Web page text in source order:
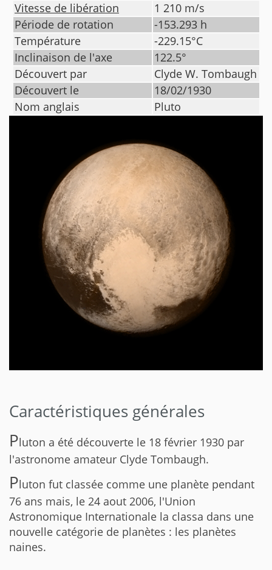
Vitesse de libération 1 210 m/s
Période de rotation
-153.293 h
Température
-229.15°C
Inclinaison de l'axe
122.5°
Découvert par
Clyde W. Tombaugh
Découvert le
18/02/1930
Nom anglais
Pluto
Caractéristiques générales
Pluton a été découverte le 18 février 1930 par
l'astronome amateur Clyde Tombaugh.
Pluton fut classée comme une planète pendant
76 ans mais, le 24 aout 2006, l'Union
Astronomique Internationale la classa dans une
nouvelle catégorie de planètes : les planètes
naines.